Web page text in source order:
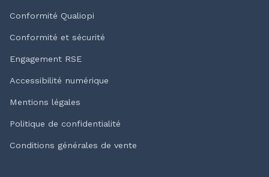
Conformité Qualiopi
Conformité et sécurité
Engagement RSE
Accessibilité numérique
Mentions légales
Politique de confidentialité
Conditions générales de vente